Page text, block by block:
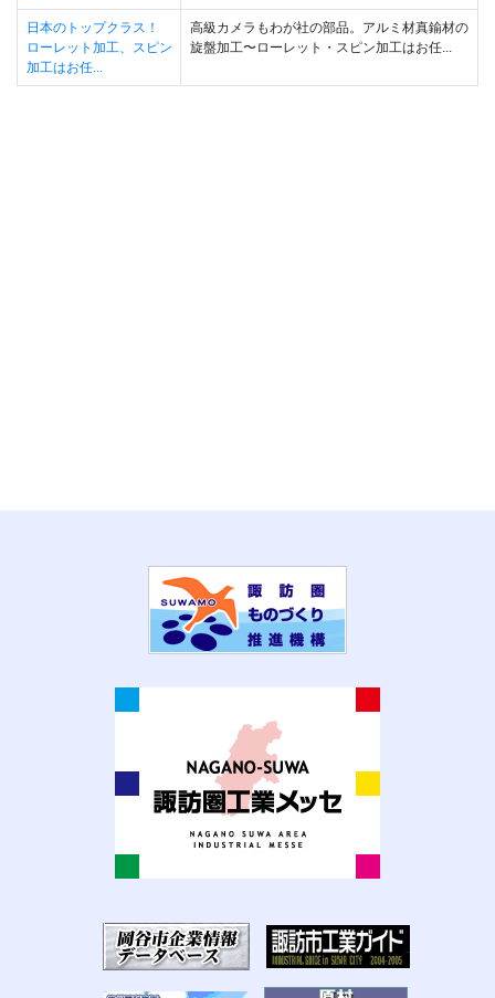
日本のトップクラス！
ローレット加工、スピン
加工はお任...
高級カメラもわが社の部品。アルミ材真鍮材の
旋盤加工〜ローレット・スピン加工はお任...